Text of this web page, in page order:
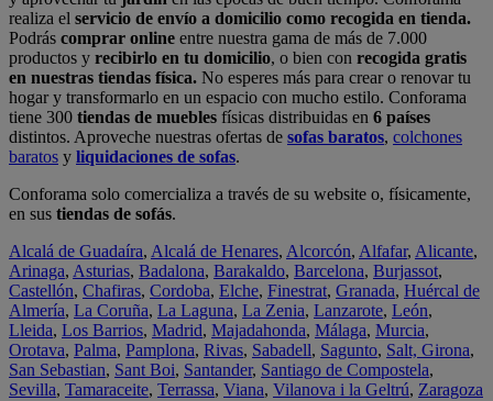
realiza el servicio de envío a domicilio como recogida en tienda.
Podrás comprar online entre nuestra gama de más de 7.000
productos y recibirlo en tu domicilio, o bien con recogida gratis
en nuestras tiendas física. No esperes más para crear o renovar tu
hogar y transformarlo en un espacio con mucho estilo. Conforama
tiene 300 tiendas de muebles físicas distribuidas en 6 países
distintos. Aproveche nuestras ofertas de sofas baratos, colchones
baratos y liquidaciones de sofas.
Conforama solo comercializa a través de su website o, físicamente,
en sus tiendas de sofás.
Alcalá de Guadaíra, Alcalá de Henares, Alcorcón, Alfafar, Alicante,
Arinaga, Asturias, Badalona, Barakaldo, Barcelona, Burjassot,
Castellón, Chafiras, Cordoba, Elche, Finestrat, Granada, Huércal de
Almería, La Coruña, La Laguna, La Zenia, Lanzarote, León,
Lleida, Los Barrios, Madrid, Majadahonda, Málaga, Murcia,
Orotava, Palma, Pamplona, Rivas, Sabadell, Sagunto, Salt, Girona,
San Sebastian, Sant Boi, Santander, Santiago de Compostela,
Sevilla, Tamaraceite, Terrassa, Viana, Vilanova i la Geltrú, Zaragoza